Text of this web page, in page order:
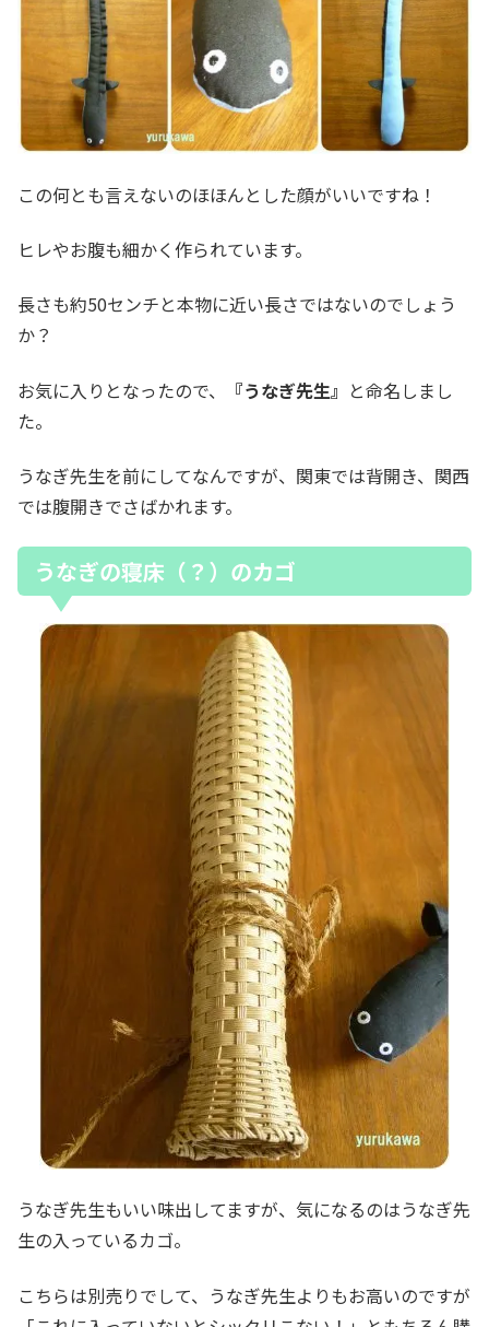
この何とも言えないのほほんとした顔がいいですね！
ヒレやお腹も細かく作られています。
長さも約50センチと本物に近い長さではないのでしょう
か？
お気に入りとなったので、 『うなぎ先生』 と命名しまし
た。
うなぎ先生を前にしてなんですが、関東では背開き、関西
では腹開きでさばかれます。
うなぎの寝床（？）のカゴ
うなぎ先生もいい味出してますが、気になるのはうなぎ先
生の入っているカゴ。
こちらは別売りでして、うなぎ先生よりもお高いのですが